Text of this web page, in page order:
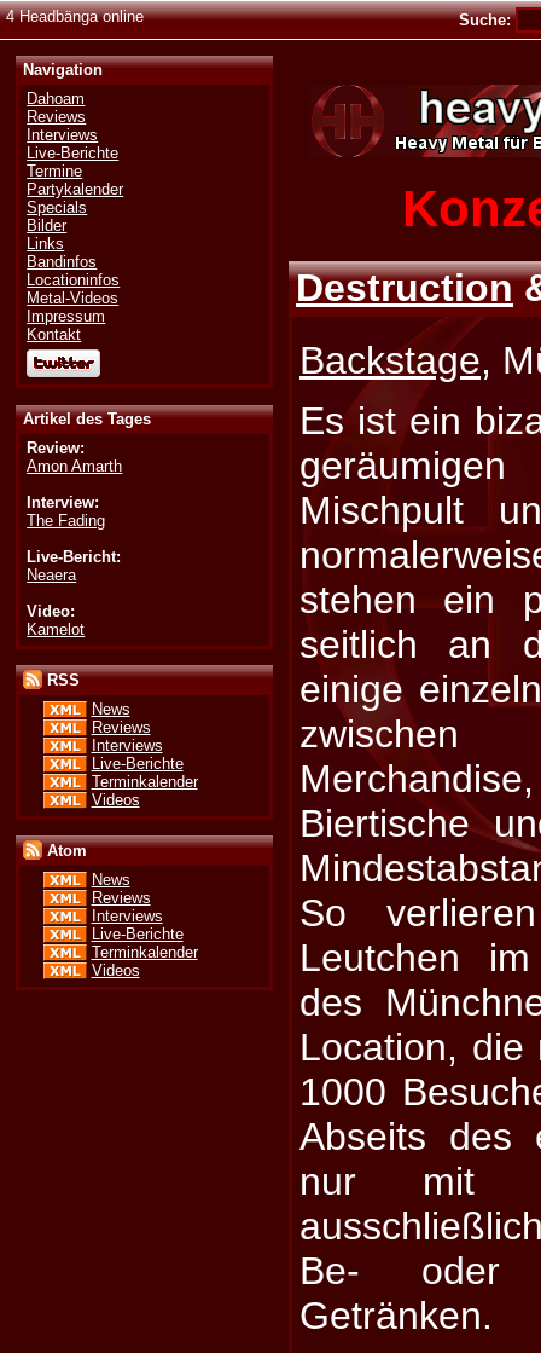
4 Headbänga online Suche:
Navigation
Dahoam
Reviews
Interviews
Live-Berichte
Termine
Partykalender
Specials
Bilder
Links
Bandinfos
Locationinfos
Metal-Videos
Impressum
Kontakt
Artikel des Tages
Review:
Amon Amarth
Interview:
The Fading
Live-Bericht:
Neaera
Video:
Kamelot
RSS
News
Reviews
Interviews
Live-Berichte
Terminkalender
Videos
Atom
News
Reviews
Interviews
Live-Berichte
Terminkalender
Videos
Destruction
Backstage,
Es ist ein
Mischpult
stehen ein
seitlich an
einige
Biertische
So
Leutchen
des
Location, die
1000
Abseits des
nur mit
Be- oder
Getränken.